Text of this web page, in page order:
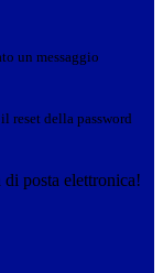
un messaggio
reset della password
posta elettronica!